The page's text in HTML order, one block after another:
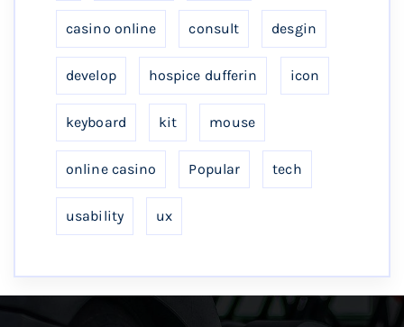
casino online consult desgin
develop hospice dufferin icon
keyboard kit mouse
online casino Popular tech
usability ux